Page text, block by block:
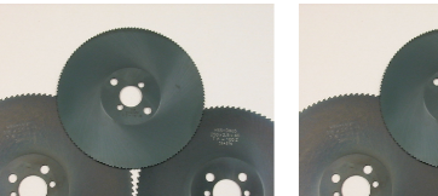
Meine
Sägen
hinzufügen